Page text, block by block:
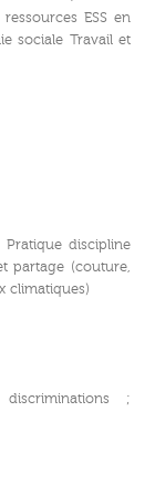
ESS en
sociale Travail et
discipline
partage (couture,
climatiques)
;